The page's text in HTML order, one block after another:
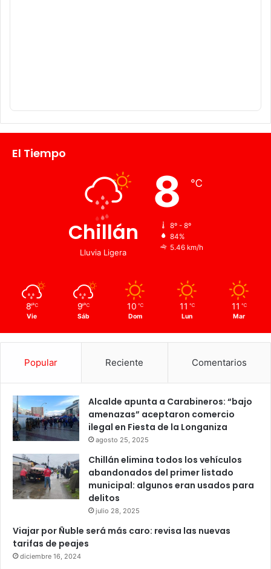
El Tiempo
Chillán
Lluvia Ligera
8 ℃
8º - 8º
84%
5.46 km/h
8 ℃
Vie
9 ℃
Sáb
10 ℃
Dom
11 ℃
Lun
11 ℃
Mar
Popular Reciente Comentarios
Alcalde apunta a Carabineros: “bajo
amenazas” aceptaron comercio
ilegal en Fiesta de la Longaniza
agosto 25, 2025
Chillán elimina todos los vehículos
abandonados del primer listado
municipal: algunos eran usados para
delitos
julio 28, 2025
Viajar por Ñuble será más caro: revisa las nuevas
tarifas de peajes
diciembre 16, 2024